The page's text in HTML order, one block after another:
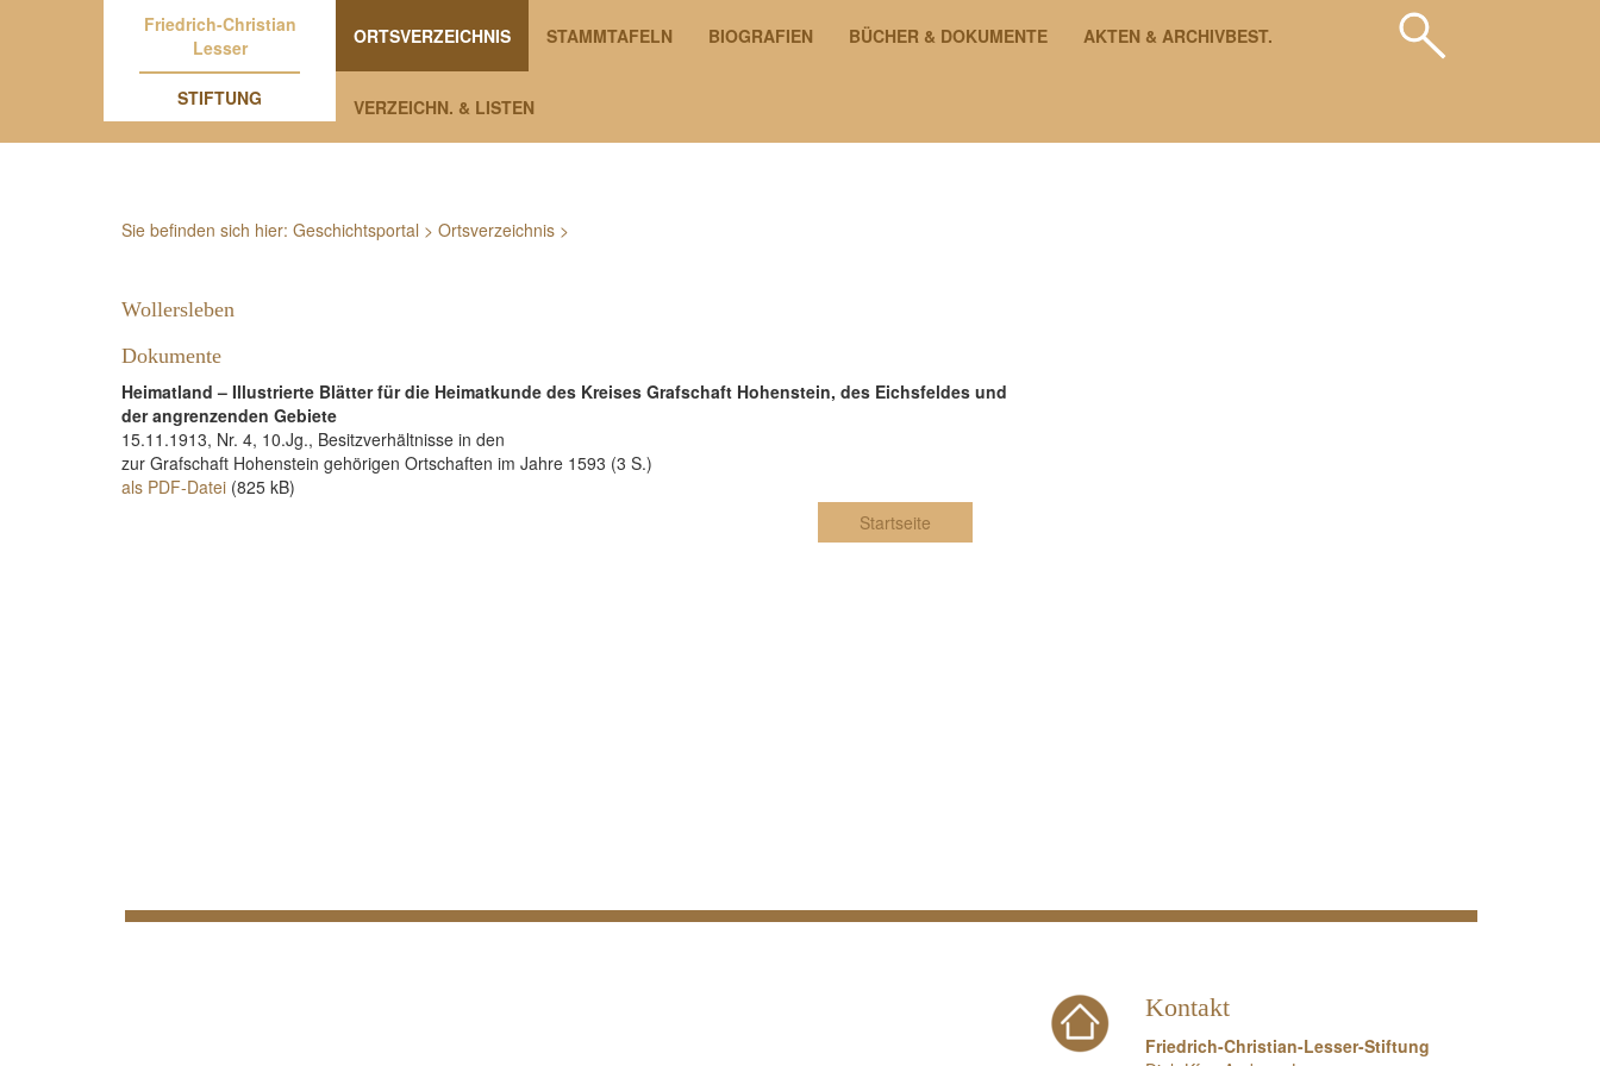
Friedrich-Christian
Lesser
STIFTUNG
ORTSVERZEICHNIS STAMMTAFELN BIOGRAFIEN BÜCHER & DOKUMENTE AKTEN & ARCHIVBEST.
VERZEICHN. & LISTEN
Sie befinden sich hier: Geschichtsportal > Ortsverzeichnis >
Wollersleben
Dokumente
Heimatland – Illustrierte Blätter für die Heimatkunde des Kreises Grafschaft Hohenstein, des Eichsfeldes und
der angrenzenden Gebiete
15.11.1913, Nr. 4, 10.Jg., Besitzverhältnisse in den
zur Grafschaft Hohenstein gehörigen Ortschaften im Jahre 1593 (3 S.)
als PDF-Datei (825 kB)
Startseite
Kontakt
Friedrich-Christian-Lesser-Stiftung